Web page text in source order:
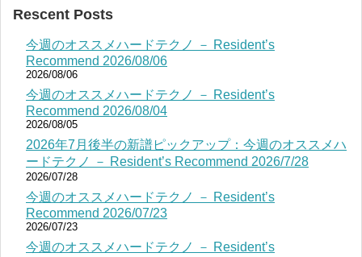
Rescent Posts
今週のオススメハードテクノ － Resident’s
Recommend 2026/08/06
2026/08/06
今週のオススメハードテクノ － Resident’s
Recommend 2026/08/04
2026/08/05
2026年7月後半の新譜ピックアップ：今週のオススメハ
ードテクノ － Resident’s Recommend 2026/7/28
2026/07/28
今週のオススメハードテクノ － Resident’s
Recommend 2026/07/23
2026/07/23
今週のオススメハードテクノ － Resident’s